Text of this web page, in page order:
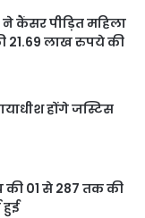
कैंसर पीड़ित महिला
21.69 लाख रुपये की
होंगे जस्टिस
01 से 287 तक की
हुई